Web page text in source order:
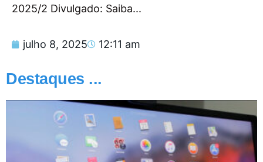
2025/2 Divulgado: Saiba...
julho 8, 2025 12:11 am
Destaques ...